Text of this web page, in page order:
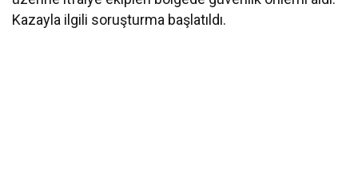
Kazayla ilgili soruşturma başlatıldı.